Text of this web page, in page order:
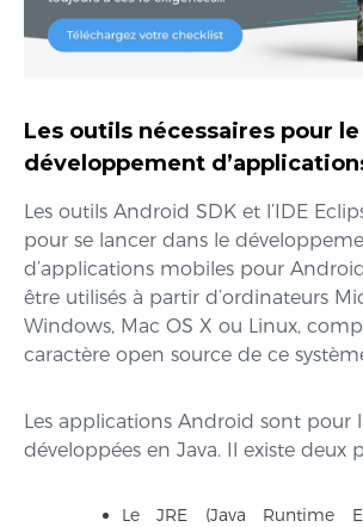
Les outils nécessaires pour le
développement
Les outils Android SDK et l’IDE
pour se lancer dans le
d’applications mobiles pour
être utilisés à partir d’ordinateurs
Windows, Mac OS X ou Linux,
caractère open source de ce
Les applications Android sont pour
développées en Java. Il existe deux
Le JRE (Java Runtime